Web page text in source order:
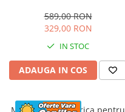
bluetooth, culoare Rosu
589,00 RON
329,00 RON
IN STOC
ADAUGA IN COS
Motocicleta electrica pentru